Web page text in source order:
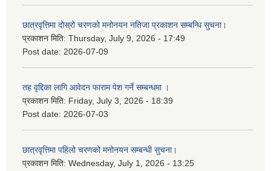
छात्रवृत्तिमा दोस्रो चरणको मनोनयन नतिजा प्रकाशन सम्बन्धि सुचना।
प्रकाशन मिति: Thursday, July 9, 2026 - 17:49
Post date: 2026-07-09
तह वृद्दिका लागि आवेदन फाराम पेश गर्ने सम्बन्धमा ।
प्रकाशन मिति: Friday, July 3, 2026 - 18:39
Post date: 2026-07-03
छात्रवृत्तिमा पहिलो चरणको मनोनयन सम्बन्धी सुचना।
प्रकाशन मिति: Wednesday, July 1, 2026 - 13:25